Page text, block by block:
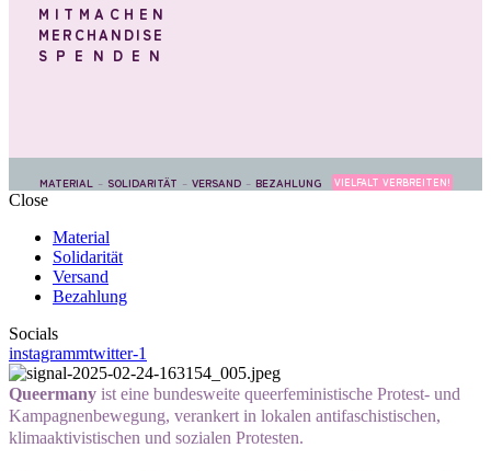
MITMACHEN
MERCHANDISE
SPENDEN
MATERIAL – SOLIDARITÄT – VERSAND – BEZAHLUNG VIELFALT VERBREITEN!
Close
Material
Solidarität
Versand
Bezahlung
Socials
instagrammtwitter-1
Queermany ist eine bundesweite queerfeministische Protest- und
Kampagnenbewegung, verankert in lokalen antifaschistischen,
klimaaktivistischen und sozialen Protesten.